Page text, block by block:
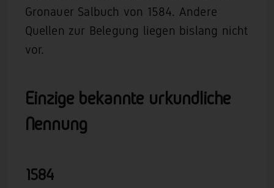
Gronauer Salbuch von 1584. Andere
Quellen zur Belegung liegen bislang nicht
vor.
Einzige bekannte urkundliche
Nennung
1584